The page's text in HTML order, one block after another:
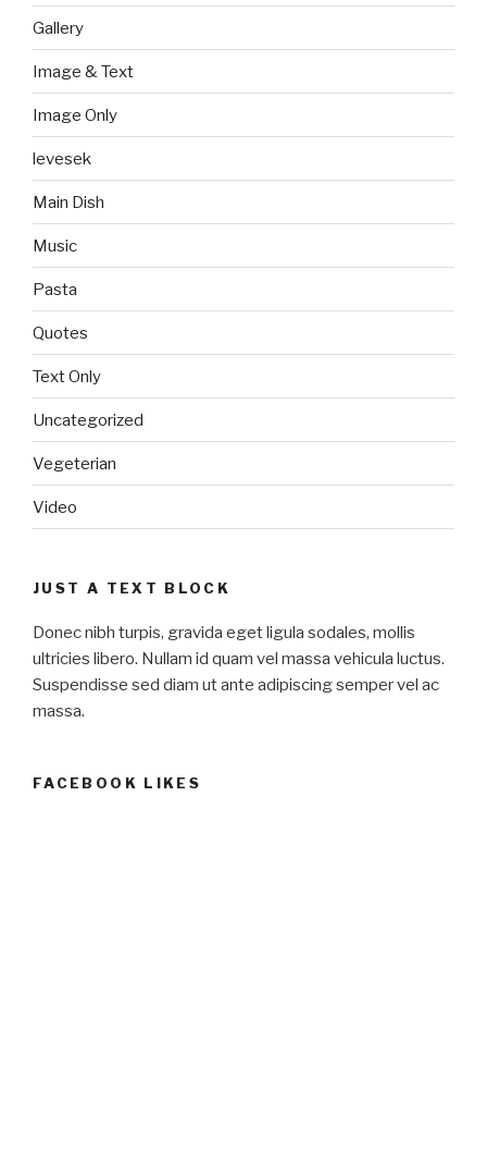
Gallery
Image & Text
Image Only
levesek
Main Dish
Music
Pasta
Quotes
Text Only
Uncategorized
Vegeterian
Video
JUST A TEXT BLOCK
Donec nibh turpis, gravida eget ligula sodales, mollis
ultricies libero. Nullam id quam vel massa vehicula luctus.
Suspendisse sed diam ut ante adipiscing semper vel ac
massa.
FACEBOOK LIKES